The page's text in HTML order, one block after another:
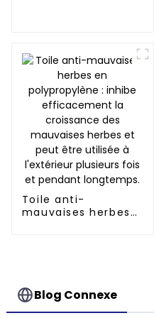
Toile anti-
mauvaises herbes
et peut être utilisée
à l'extérieur
plusieurs fois et
Blog Connexe